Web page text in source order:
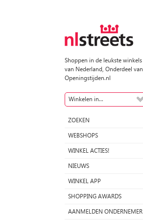
Shoppen in de leukste winkels
van Nederland, Onderdeel van
Openingstijden.nl
Winkelen in...
ZOEKEN
WEBSHOPS
WINKEL ACTIES!
NIEUWS
WINKEL APP
SHOPPING AWARDS
AANMELDEN ONDERNEMER